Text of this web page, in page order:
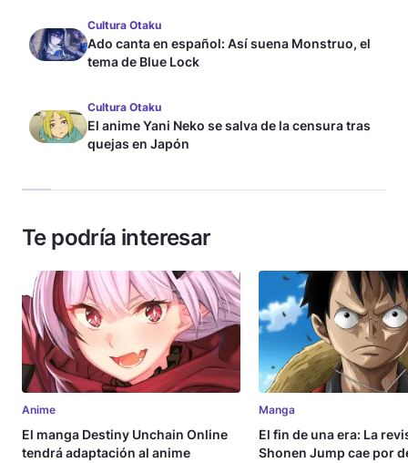
Cultura Otaku
Ado canta en español: Así suena Monstruo, el
tema de Blue Lock
Cultura Otaku
El anime Yani Neko se salva de la censura tras
quejas en Japón
Te podría interesar
Anime
El manga Destiny Unchain Online
tendrá adaptación al anime
Manga
El fin de una era: La
Shonen Jump cae por